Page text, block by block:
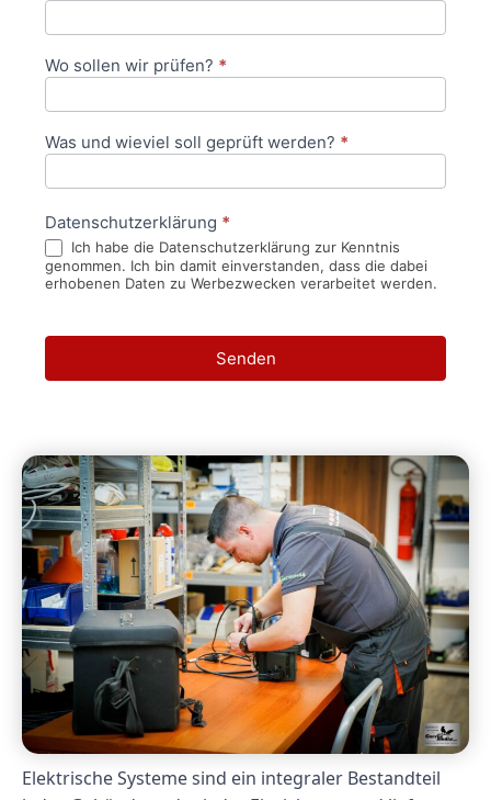
Wo sollen wir prüfen? *
Was und wieviel soll geprüft werden? *
Datenschutzerklärung *
Ich habe die Datenschutzerklärung zur Kenntnis
genommen. Ich bin damit einverstanden, dass die dabei
erhobenen Daten zu Werbezwecken verarbeitet werden.
Senden
Elektrische Systeme sind ein integraler Bestandteil